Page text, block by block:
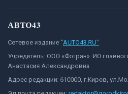
АВТО43
Сетевое издание "AUTO43.RU"
Учредитель: ООО «Фогран». ИО
Анастасия Александровна
Адрес редакции: 610000, г.Киров,